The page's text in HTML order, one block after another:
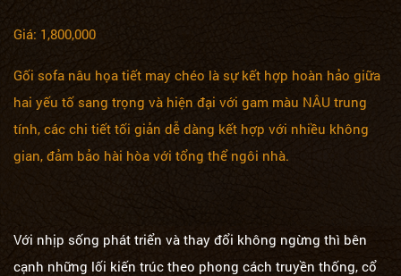
Giá: 1,800,000
Gối sofa nâu họa tiết may chéo là sự kết hợp hoàn hảo giữa
hai yếu tố sang trọng và hiện đại với gam màu NÂU trung
tính, các chi tiết tối giản dễ dàng kết hợp với nhiều không
gian, đảm bảo hài hòa với tổng thể ngôi nhà.
Với nhịp sống phát triển và thay đổi không ngừng thì bên
cạnh những lối kiến trúc theo phong cách truyền thống, cổ